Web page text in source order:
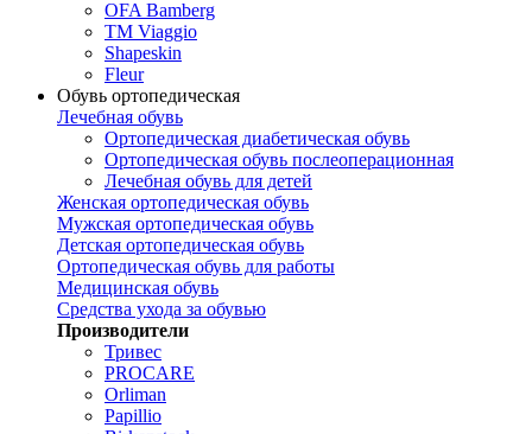
OFA Bamberg
TM Viaggio
Shapeskin
Fleur
Обувь ортопедическая
Лечебная обувь
Ортопедическая диабетическая обувь
Ортопедическая обувь послеоперационная
Лечебная обувь для детей
Женская ортопедическая обувь
Мужская ортопедическая обувь
Детская ортопедическая обувь
Ортопедическая обувь для работы
Медицинская обувь
Средства ухода за обувью
Производители
Тривес
PROCARE
Orliman
Papillio